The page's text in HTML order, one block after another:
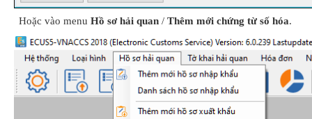
Hoặc vào menu Hồ sơ hải quan/ Thêm mới chứng từ số hóa.